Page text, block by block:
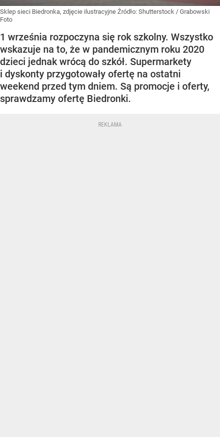
Sklep sieci Biedronka, zdjęcie ilustracyjne Źródło: Shutterstock / Grabowski
Foto
1 września rozpoczyna się rok szkolny. Wszystko
wskazuje na to, że w pandemicznym roku 2020
dzieci jednak wrócą do szkół. Supermarkety
i dyskonty przygotowały ofertę na ostatni
weekend przed tym dniem. Są promocje i oferty,
sprawdzamy ofertę Biedronki.